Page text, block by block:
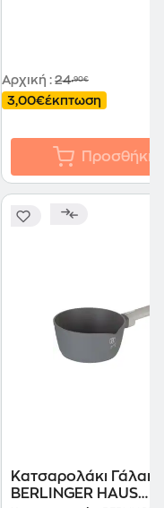
Αρχική : 24,90€
3,00€έκπτωση
Προσθήκη
Κατσαρολάκι
BERLINGER HAUS